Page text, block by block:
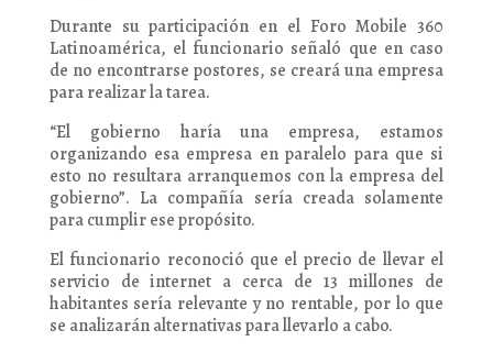
Durante su participación en el Foro Mobile 360
Latinoamérica, el funcionario señaló que en caso
de no encontrarse postores, se creará una empresa
para realizar la tarea.
“El gobierno haría una empresa, estamos
organizando esa empresa en paralelo para que si
esto no resultara arranquemos con la empresa del
gobierno”. La compañía sería creada solamente
para cumplir ese propósito.
El funcionario reconoció que el precio de llevar el
servicio de internet a cerca de 13 millones de
habitantes sería relevante y no rentable, por lo que
se analizarán alternativas para llevarlo a cabo.